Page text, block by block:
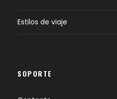
Estilos de viaje
SOPORTE